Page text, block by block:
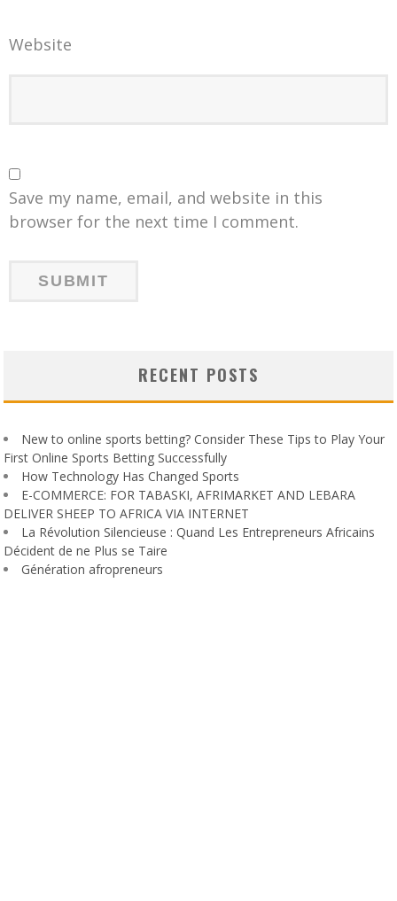
Website
Save my name, email, and website in this
browser for the next time I comment.
RECENT POSTS
New to online sports betting? Consider These Tips to Play Your
First Online Sports Betting Successfully
How Technology Has Changed Sports
E-COMMERCE: FOR TABASKI, AFRIMARKET AND LEBARA
DELIVER SHEEP TO AFRICA VIA INTERNET
La Révolution Silencieuse : Quand Les Entrepreneurs Africains
Décident de ne Plus se Taire
Génération afropreneurs